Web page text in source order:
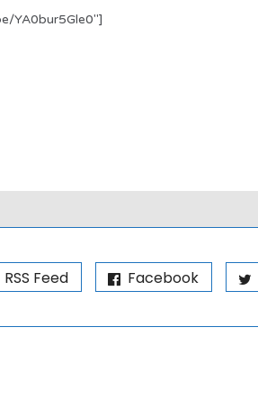
YA0bur5Gle0″]
RSS Feed Facebook